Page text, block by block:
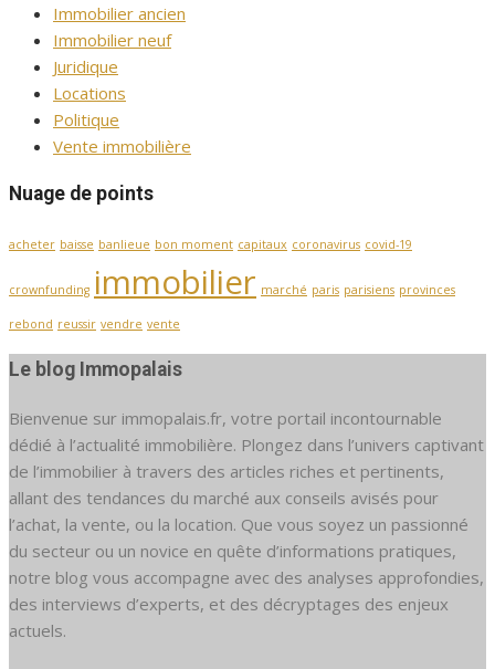
Immobilier ancien
Immobilier neuf
Juridique
Locations
Politique
Vente immobilière
Nuage de points
acheter baisse banlieue bon moment capitaux coronavirus covid-19
crownfunding immobilier marché paris parisiens provinces
rebond reussir vendre vente
Le blog Immopalais
Bienvenue sur immopalais.fr, votre portail incontournable
dédié à l’actualité immobilière. Plongez dans l’univers captivant
de l’immobilier à travers des articles riches et pertinents,
allant des tendances du marché aux conseils avisés pour
l’achat, la vente, ou la location. Que vous soyez un passionné
du secteur ou un novice en quête d’informations pratiques,
notre blog vous accompagne avec des analyses approfondies,
des interviews d’experts, et des décryptages des enjeux
actuels.